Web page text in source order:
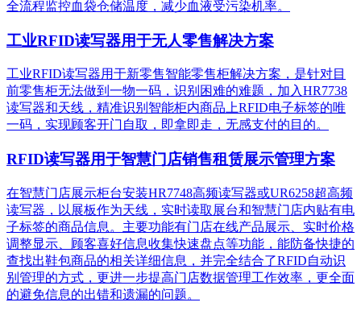
全流程监控血袋仓储温度，减少血液受污染机率。
工业RFID读写器用于无人零售解决方案
工业RFID读写器用于新零售智能零售柜解决方案，是针对目
前零售柜无法做到一物一码，识别困难的难题，加入HR7738
读写器和天线，精准识别​智能柜内商品上RFID电子标签的唯
一码，实现顾客开门自取，即拿即走，无感支付的目的。
RFID读写器用于智慧门店销售租赁展示管理方案
在智慧门店展示柜台安装HR7748高频读写器或UR6258超高频
读写器，以展板作为天线，实时读取展台和智慧门店内贴有电
子标签的商品信息。主要功能有门店在线产品展示、实时价格
调整显示、顾客喜好信息收集快速盘点等功能，能防备快捷的
查找出鞋包商品的相关详细信息，并完全结合了RFID自动识
别管理的方式，更进一步提高门店数据管理工作效率，更全面
的避免信息的出错和遗漏的问题。